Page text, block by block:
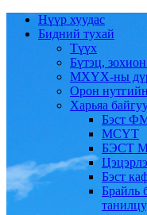
Нүүр хуудас
Бидний тухай
Түүх
Бүтэц,
МХҮХ-ны
Орон
Харьяа
Бэст
МСҮТ
БЭСТ
Бэст
Брайль